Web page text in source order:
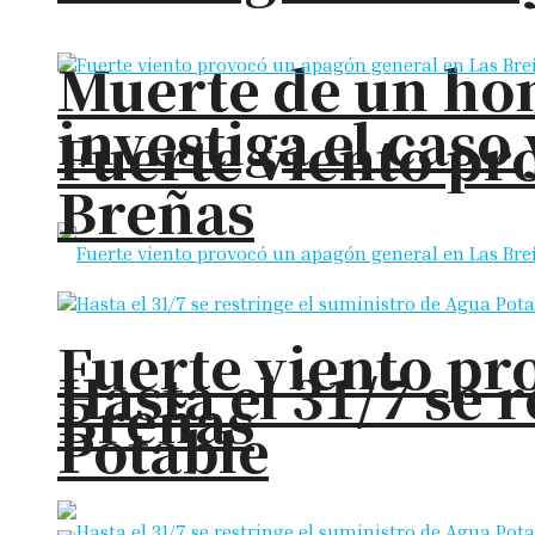
Muerte de un
investiga el
Fuerte viento
Breñas
Fuerte viento
Breñas
Hasta el 31/7 se
Potable